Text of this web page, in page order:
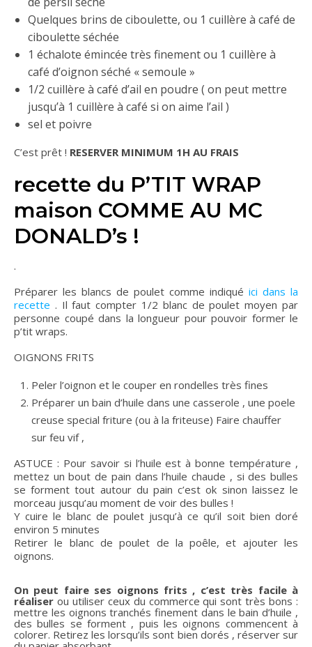
Quelques brins de ciboulette, ou 1 cuillère à café de
ciboulette séchée
1 échalote émincée très finement ou 1 cuillère à
café d’oignon séché « semoule »
1/2 cuillère à café d’ail en poudre ( on peut mettre
jusqu’à 1 cuillère à café si on aime l’ail )
sel et poivre
C’est prêt ! RESERVER MINIMUM 1H AU FRAIS
recette du P’TIT WRAP
maison COMME AU MC
DONALD’s !
.
Préparer les blancs de poulet comme indiqué ici dans la
recette . Il faut compter 1/2 blanc de poulet moyen par
personne coupé dans la longueur pour pouvoir former le
p’tit wraps.
OIGNONS FRITS
Peler l’oignon et le couper en rondelles très fines
Préparer un bain d’huile dans une casserole , une poele
creuse special friture (ou à la friteuse) Faire chauffer
sur feu vif ,
ASTUCE : Pour savoir si l’huile est à bonne température ,
mettez un bout de pain dans l’huile chaude , si des bulles
se forment tout autour du pain c’est ok sinon laissez le
morceau jusqu’au moment de voir des bulles !
Y cuire le blanc de poulet jusqu’à ce qu’il soit bien doré
environ 5 minutes
Retirer le blanc de poulet de la poêle, et ajouter les
oignons.
On peut faire ses oignons frits , c’est très facile à
réaliser ou utiliser ceux du commerce qui sont très bons :
mettre les oignons tranchés finement dans le bain d’huile ,
des bulles se forment , puis les oignons commencent à
colorer. Retirez les lorsqu’ils sont bien dorés , réserver sur